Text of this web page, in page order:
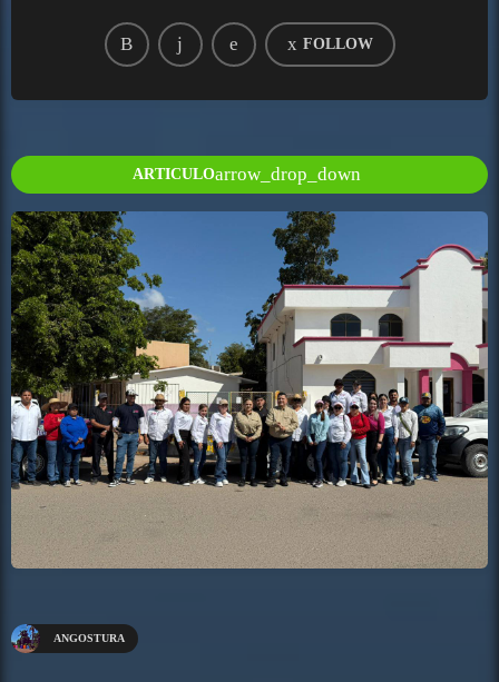
FOLLOW
ARTICULOarrow_drop_down
ANGOSTURA